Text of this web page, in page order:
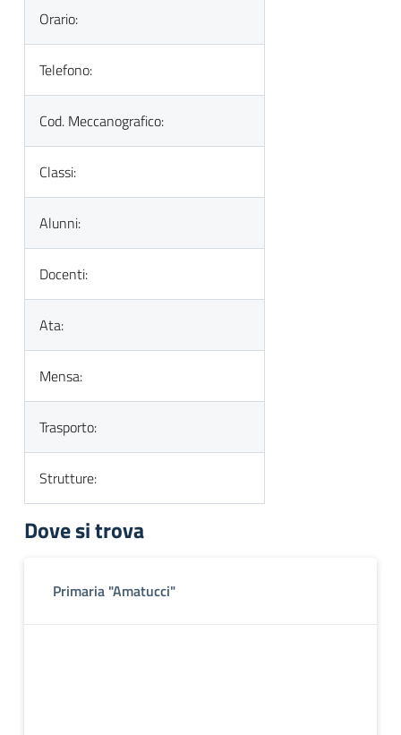
Orario:
Telefono:
Cod. Meccanografico:
Classi:
Alunni:
Docenti:
Ata:
Mensa:
Trasporto:
Strutture:
Dove si trova
Primaria "Amatucci"